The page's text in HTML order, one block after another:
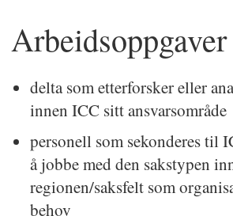
Arbeidsoppgaver
delta som etterforsker eller
innen ICC sitt ansvarsområde
personell som sekonderes til
å jobbe med den sakstypen
regionen/saksfelt som
behov